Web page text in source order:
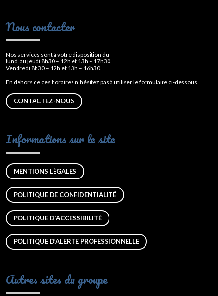
Nous contacter
Nos services sont à votre disposition du
lundi au jeudi 8h30 – 12h et 13h – 17h30.
Vendredi 8h30 – 12h et 13h – 16h30.
En dehors de ces horaires n’hésitez pas à utiliser le formulaire ci-dessous.
CONTACTEZ-NOUS
Informations sur le site
MENTIONS LÉGALES
POLITIQUE DE CONFIDENTIALITÉ
POLITIQUE D'ACCESSIBILITÉ
POLITIQUE D’ALERTE PROFESSIONNELLE
Autres sites du groupe